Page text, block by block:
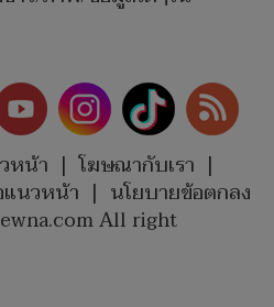
หน้า | โฆษณากับเรา |
นวหน้า | นโยบายข้อตกลง
All right